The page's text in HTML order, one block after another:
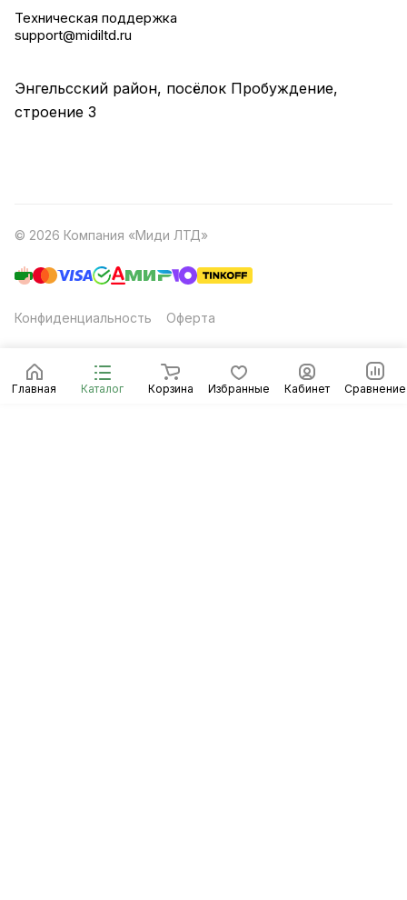
Главная Каталог Корзина Избранные Кабинет Сравнение
Техническая поддержка
support@midiltd.ru
Энгельсский район, посёлок Пробуждение,
строение 3
© 2026 Компания «Миди ЛТД»
Конфиденциальность Оферта